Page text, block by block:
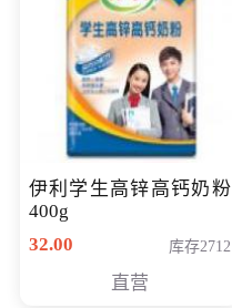
伊利学生高锌高钙奶粉
400g
32.00
库存2712
直营